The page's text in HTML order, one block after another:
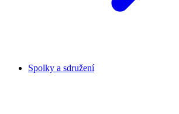
Spolky a sdružení